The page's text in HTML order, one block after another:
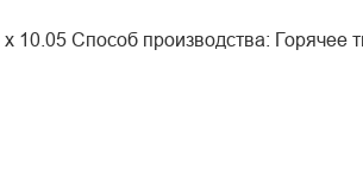
Способ производства: Горячее